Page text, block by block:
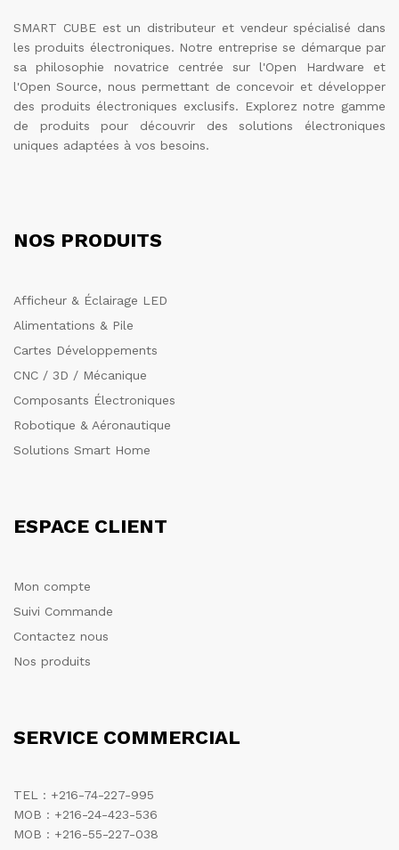
SMART CUBE est un distributeur et vendeur spécialisé dans
les produits électroniques. Notre entreprise se démarque par
sa philosophie novatrice centrée sur l'Open Hardware et
l'Open Source, nous permettant de concevoir et développer
des produits électroniques exclusifs. Explorez notre gamme
de produits pour découvrir des solutions électroniques
uniques adaptées à vos besoins.
NOS PRODUITS
Afficheur & Éclairage LED
Alimentations & Pile
Cartes Développements
CNC / 3D / Mécanique
Composants Électroniques
Robotique & Aéronautique
Solutions Smart Home
ESPACE CLIENT
Mon compte
Suivi Commande
Contactez nous
Nos produits
SERVICE COMMERCIAL
TEL : +216-74-227-995
MOB : +216-24-423-536
MOB : +216-55-227-038